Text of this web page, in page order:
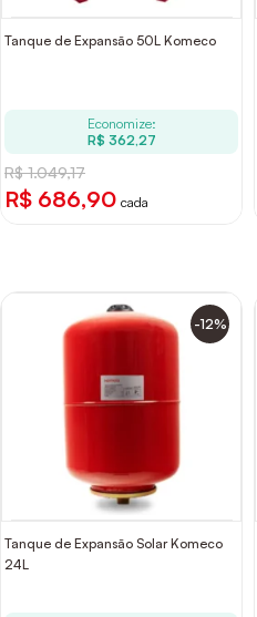
Tanque de Expansão 50L Komeco
Economize:
R$ 362,27
R$ 1.049,17
R$ 686,90 cada
-12%
Tanque de Expansão Solar Komeco
24L